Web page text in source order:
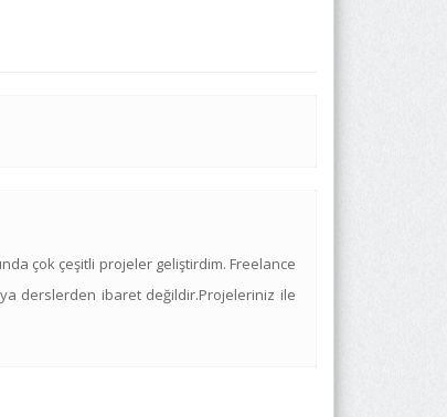
çok çeşitli projeler geliştirdim. Freelance
derslerden ibaret değildir.Projeleriniz ile